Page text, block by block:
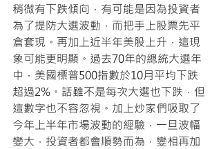
稍微有下跌傾向，有可能是因為投資者
為了提防大選波動，而把手上股票先平
倉套現。再加上近半年美股上升，這現
象可能更明顯。過去70年的總統大選年
中，美國標普500指數於10月平均下跌
超過2%。話雖不是每次大選也下跌，但
這數字也不容忽視。加上炒家們吸取了
今年上半年市場波動的經驗，一旦波幅
變大，投資者都會順勢而為，變相再加